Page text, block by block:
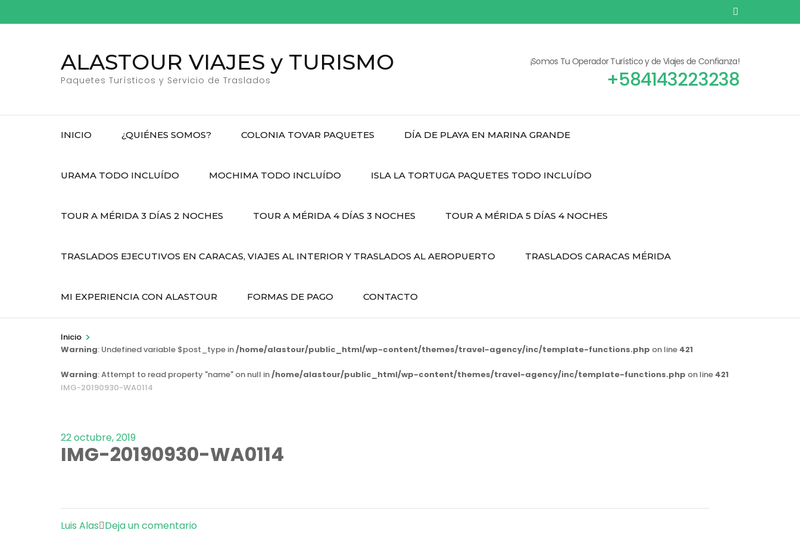
al
ALASTOUR VIAJES y TURISMO
Paquetes Turísticos y Servicio de Traslados
¡Somos Tu Operador Turístico y de Viajes de Confianza!
+584143223238
INICIO ¿QUIÉNES SOMOS? COLONIA TOVAR PAQUETES DÍA DE PLAYA EN MARINA GRANDE
URAMA TODO INCLUÍDO MOCHIMA TODO INCLUÍDO ISLA LA TORTUGA PAQUETES TODO INCLUÍDO
TOUR A MÉRIDA 3 DÍAS 2 NOCHES TOUR A MÉRIDA 4 DÍAS 3 NOCHES TOUR A MÉRIDA 5 DÍAS 4 NOCHES
TRASLADOS EJECUTIVOS EN CARACAS, VIAJES AL INTERIOR Y TRASLADOS AL AEROPUERTO TRASLADOS CARACAS MÉRIDA
MI EXPERIENCIA CON ALASTOUR FORMAS DE PAGO CONTACTO
Inicio >
Warning: Undefined variable $post_type in/home/alastour/public_html/wp-content/themes/travel-agency/inc/template-functions.php on line 421
Warning: Attempt to read property "name" on null in/home/alastour/public_html/wp-content/themes/travel-agency/inc/template-functions.php on line 421
IMG-20190930-WA0114
22 octubre, 2019
IMG-20190930-WA0114
Luis Alas Deja un comentario